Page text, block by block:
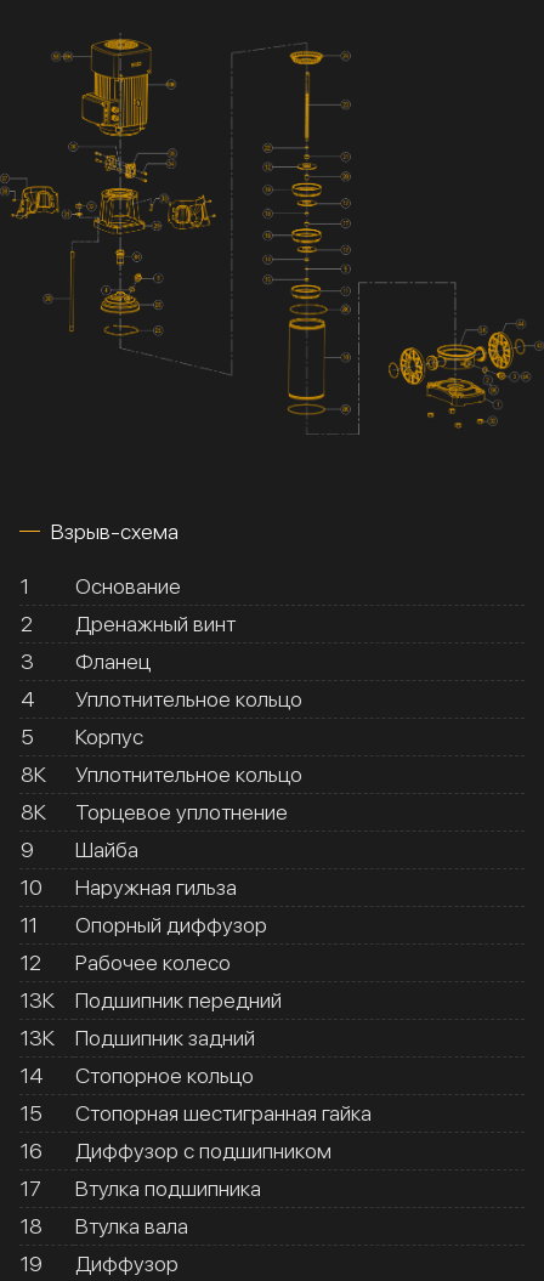
Взрыв-схема
1
Основание
2
Дренажный винт
3
Фланец
4
Уплотнительное кольцо
5
Корпус
8К
Уплотнительное кольцо
8К
Торцевое уплотнение
9
Шайба
10
Наружная гильза
11
Опорный диффузор
12
Рабочее колесо
13К
Подшипник передний
13К
Подшипник задний
14
Стопорное кольцо
15
Стопорная шестигранная гайка
16
Диффузор с подшипником
17
Втулка подшипника
18
Втулка вала
19
Диффузор